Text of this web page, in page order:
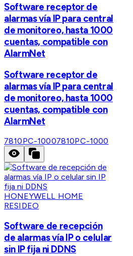
Software receptor de
alarmas vía IP para central
de monitoreo, hasta 1000
cuentas, compatible con
AlarmNet
Software receptor de
alarmas vía IP para central
de monitoreo, hasta 1000
cuentas, compatible con
AlarmNet
7810PC-10007810PC-1000
HONEYWELL HOME
RESIDEO
Software de recepción
de alarmas vía IP o celular
sin IP fija ni DDNS